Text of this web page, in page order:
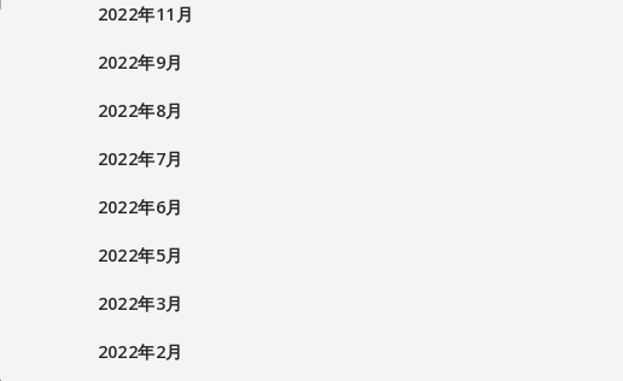
2022年11月
2022年9月
2022年8月
2022年7月
2022年6月
2022年5月
2022年3月
2022年2月